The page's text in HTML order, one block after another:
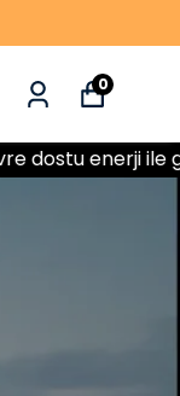
0
ile geleceğe